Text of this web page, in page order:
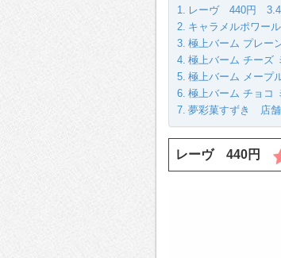
レーヴ 440円 3.4
キャラメルポワ
極上バーム プレ
極上バーム チー
極上バーム メー
極上バーム チョ
夢彩菓すずき 店
レーヴ 440円